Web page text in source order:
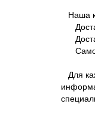
Наша
Для